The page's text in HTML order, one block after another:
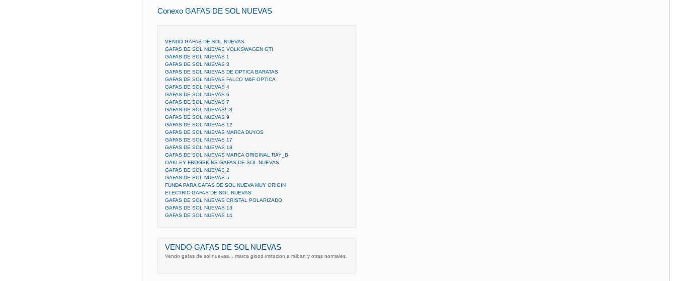
Conexo GAFAS DE SOL NUEVAS
VENDO GAFAS DE SOL NUEVAS
GAFAS DE SOL NUEVAS VOLKSWAGEN GTI
GAFAS DE SOL NUEVAS 1
GAFAS DE SOL NUEVAS 3
GAFAS DE SOL NUEVAS DE OPTICA BARATAS
GAFAS DE SOL NUEVAS FALCO M&F OPTICA
GAFAS DE SOL NUEVAS 4
GAFAS DE SOL NUEVAS 6
GAFAS DE SOL NUEVAS 7
GAFAS DE SOL NUEVAS!! 8
GAFAS DE SOL NUEVAS 9
GAFAS DE SOL NUEVAS 12
GAFAS DE SOL NUEVAS MARCA DUYOS
GAFAS DE SOL NUEVAS 17
GAFAS DE SOL NUEVAS 18
GAFAS DE SOL NUEVAS MARCA ORIGINAL RAY_B
OAKLEY FROGSKINS GAFAS DE SOL NUEVAS
GAFAS DE SOL NUEVAS 2
GAFAS DE SOL NUEVAS 5
FUNDA PARA GAFAS DE SOL NUEVA MUY ORIGIN
ELECTRIC GAFAS DE SOL NUEVAS
GAFAS DE SOL NUEVAS CRISTAL POLARIZADO
GAFAS DE SOL NUEVAS 13
GAFAS DE SOL NUEVAS 14
VENDO GAFAS DE SOL NUEVAS
Vendo gafas de sol nuevas. . marca glood imitacion a raiban y otras normales.